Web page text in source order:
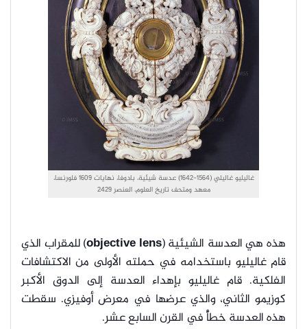
غاليليو غاليلي (1564-1642) عدسة شيئية، بادوفا، نهايات 1609 فلورنسا،
معهد ومتحف تاريخ العلوم، العنصر 2429
هذه هي العدسة الشيئية (objective lens) للمقراب الذي
قام غاليليو باستخدامه في حملته الأولى من الاكتشافات
الفلكية. قام غاليليو بإهداء العدسة إلى الدوق الأكبر
كوزيمو الثاني، والذي عرضها في معرض أوفيزي. سقطت
هذه العدسة خطأً في القرن السابع عشر.